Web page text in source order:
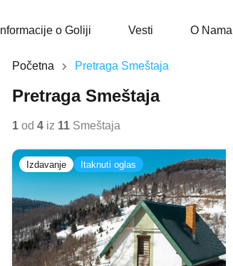
Oglasi Golija Informacije o Goliji
Informacije o Goliji Vesti O Nama
Početna Pretraga Smeštaja
Pretraga Smeštaja
1 od 4 iz 11 Smeštaja
Izdavanje Itaknuti oglas